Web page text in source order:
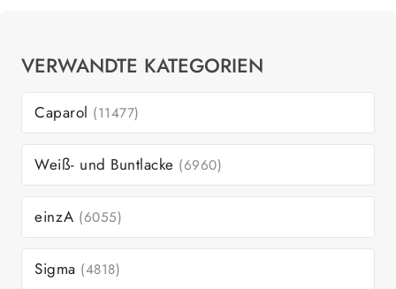
VERWANDTE KATEGORIEN
Caparol (11477)
Weiß- und Buntlacke (6960)
einzA (6055)
Sigma (4818)